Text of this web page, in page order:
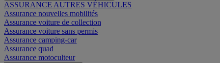
ASSURANCE AUTRES VÉHICULES
Assurance nouvelles mobilités
Assurance voiture de collection
Assurance voiture sans permis
Assurance camping-car
Assurance quad
Assurance motoculteur